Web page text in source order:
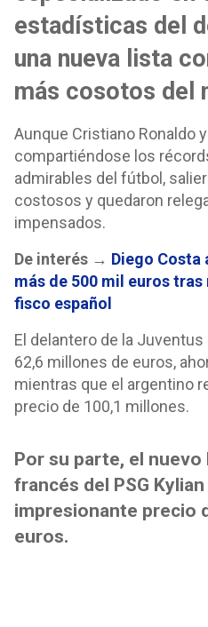
estadísticas del
una nueva lista
más cosotos del
Aunque Cristiano Ronaldo
compartiéndose los
admirables del fútbol,
costosos y quedaron
impensados.
De interés → Diego Costa
más de 500 mil euros
fisco español
El delantero de la
62,6 millones de euros,
mientras que el argentino
precio de 100,1 millones.
Por su parte, el
francés del PSG
impresionante precio
euros.